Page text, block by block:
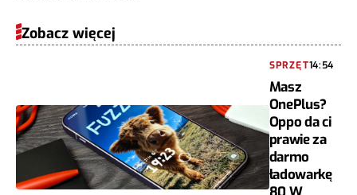
Zobacz więcej
SPRZĘT14:54
Masz
OnePlus?
Oppo da ci
prawie za
darmo
ładowarkę